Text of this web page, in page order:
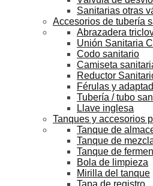
Sanitarias otras
Accesorios de tubería
Abrazadera
Unión Sanitaria
Codo sanitario
Camiseta
Reductor
Férulas y
Tubería / tubo
Llave inglesa
Tanques y accesorios
Tanque de
Tanque de
Tanque de
Bola de limpieza
Mirilla del tanque